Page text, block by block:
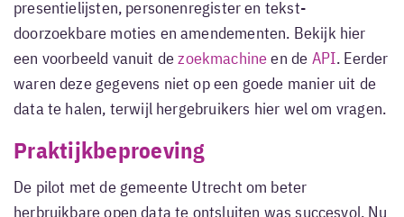
presentielijsten, personenregister en tekst-
doorzoekbare moties en amendementen. Bekijk hier
een voorbeeld vanuit dezoekmachine en de API. Eerder
waren deze gegevens niet op een goede manier uit de
data te halen, terwijl hergebruikers hier wel om vragen.
Praktijkbeproeving
De pilot met de gemeente Utrecht om beter
herbruikbare open data te ontsluiten was succesvol. Nu